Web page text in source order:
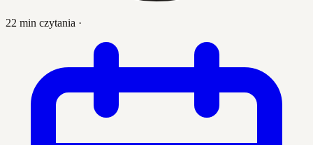
22 min czytania ·